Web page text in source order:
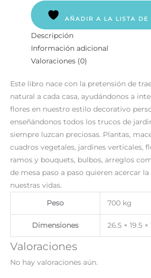
AÑADIR A LA LISTA DE
Descripción
Información adicional
Valoraciones (0)
Este libro nace con la pretensión de
natural a cada casa, ayudándonos a
flores en nuestro estilo decorativo
enseñándonos todos los trucos de
siempre luzcan preciosas. Plantas,
cuadros vegetales, jardines verticales,
ramos y bouquets, bulbos, arreglos
de mesa paso a paso quieren acercar la
nuestras vidas.
Peso 700 kg
Dimensiones 26.5 × 19.5 ×
Valoraciones
No hay valoraciones aún.